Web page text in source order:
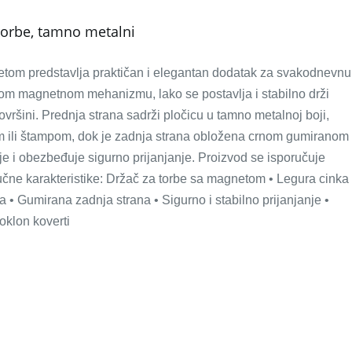
tamno metalni
predstavlja praktičan i elegantan dodatak za svakodnevnu
magnetnom mehanizmu, lako se postavlja i stabilno drži
Prednja strana sadrži pločicu u tamno metalnoj boji,
ili štampom, dok je zadnja strana obložena crnom gumiranom
i obezbeđuje sigurno prijanjanje. Proizvod se isporučuje
karakteristike: Držač za torbe sa magnetom • Legura cinka
• Gumirana zadnja strana • Sigurno i stabilno prijanjanje •
koverti